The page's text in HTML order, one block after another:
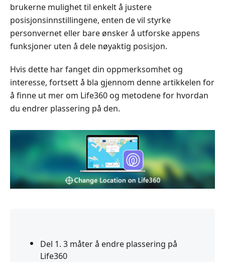
brukerne mulighet til enkelt å justere
posisjonsinnstillingene, enten de vil styrke
personvernet eller bare ønsker å utforske appens
funksjoner uten å dele nøyaktig posisjon.
Hvis dette har fanget din oppmerksomhet og
interesse, fortsett å bla gjennom denne artikkelen for
å finne ut mer om Life360 og metodene for hvordan
du endrer plassering på den.
Del 1. 3 måter å endre plassering på
Life360